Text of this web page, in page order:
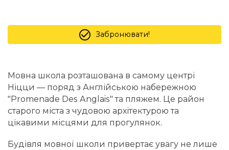
Забронювати!
Мовна школа розташована в самому центрі
Ніцци — поряд з Англійською набережною
"Promenade Des Anglais" та пляжем. Це район
старого міста з чудовою архітектурою та
цікавими місцями для прогулянок.
Будівля мовної школи привертає увагу не лише